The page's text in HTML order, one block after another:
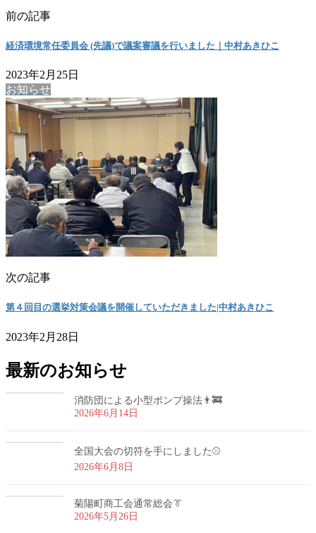
前の記事
経済環境常任委員会 (先議)で議案審議を行いました｜中村あきひこ
2023年2月25日
お知らせ
次の記事
第４回目の選挙対策会議を開催していただきました|中村あきひこ
2023年2月28日
最新のお知らせ
消防団による小型ポンプ操法👨‍🚒
2026年6月14日
全国大会の切符を手にしました⚾
2026年6月8日
菊陽町商工会通常総会👔
2026年5月26日